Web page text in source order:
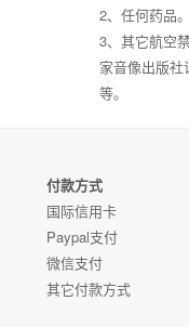
2、任何药品
3、其它航空
家音像出版社
等。
付款方式
国际信用卡
Paypal支付
微信支付
其它付款方式